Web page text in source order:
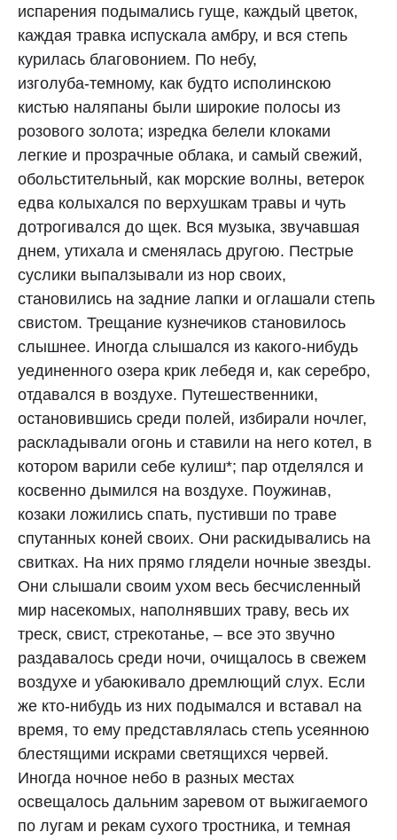
испарения подымались гуще, каждый цветок,
каждая травка испускала амбру, и вся степь
курилась благовонием. По небу,
изголуба‑темному, как будто исполинскою
кистью наляпаны были широкие полосы из
розового золота; изредка белели клоками
легкие и прозрачные облака, и самый свежий,
обольстительный, как морские волны, ветерок
едва колыхался по верхушкам травы и чуть
дотрогивался до щек. Вся музыка, звучавшая
днем, утихала и сменялась другою. Пестрые
суслики выпалзывали из нор своих,
становились на задние лапки и оглашали степь
свистом. Трещание кузнечиков становилось
слышнее. Иногда слышался из какого‑нибудь
уединенного озера крик лебедя и, как серебро,
отдавался в воздухе. Путешественники,
остановившись среди полей, избирали ночлег,
раскладывали огонь и ставили на него котел, в
котором варили себе кулиш*; пар отделялся и
косвенно дымился на воздухе. Поужинав,
козаки ложились спать, пустивши по траве
спутанных коней своих. Они раскидывались на
свитках. На них прямо глядели ночные звезды.
Они слышали своим ухом весь бесчисленный
мир насекомых, наполнявших траву, весь их
треск, свист, стрекотанье, – все это звучно
раздавалось среди ночи, очищалось в свежем
воздухе и убаюкивало дремлющий слух. Если
же кто‑нибудь из них подымался и вставал на
время, то ему представлялась степь усеянною
блестящими искрами светящихся червей.
Иногда ночное небо в разных местах
освещалось дальним заревом от выжигаемого
по лугам и рекам сухого тростника, и темная